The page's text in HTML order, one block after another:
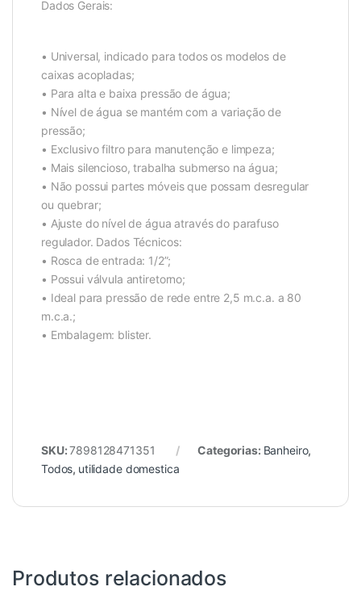
Dados Gerais:
• Universal, indicado para todos os modelos de
caixas acopladas;
• Para alta e baixa pressão de água;
• Nível de água se mantém com a variação de
pressão;
• Exclusivo filtro para manutenção e limpeza;
• Mais silencioso, trabalha submerso na água;
• Não possui partes móveis que possam desregular
ou quebrar;
• Ajuste do nível de água através do parafuso
regulador. Dados Técnicos:
• Rosca de entrada: 1/2”;
• Possui válvula antiretorno;
• Ideal para pressão de rede entre 2,5 m.c.a. a 80
m.c.a.;
• Embalagem: blister.
SKU:7898128471351 Categorias: Banheiro,
Todos, utilidade domestica
Produtos relacionados